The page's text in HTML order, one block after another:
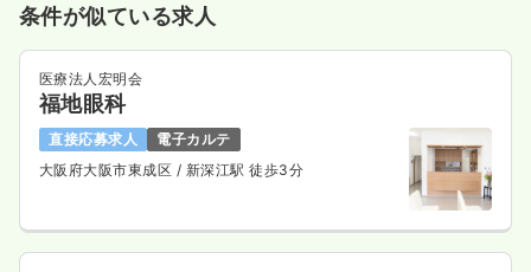
条件が似ている求人
医療法人宏明会
福地眼科
直接応募求人
電子カルテ
大阪府大阪市東成区 / 新深江駅 徒歩3分